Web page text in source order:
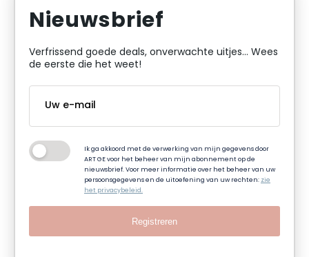
Nieuwsbrief
Verfrissend goede deals, onverwachte uitjes... Wees
de eerste die het weet!
Ik ga akkoord met de verwerking van mijn gegevens door
ART GE voor het beheer van mijn abonnement op de
nieuwsbrief. Voor meer informatie over het beheer van uw
persoonsgegevens en de uitoefening van uw rechten:zie
het privacybeleid.
Registreren